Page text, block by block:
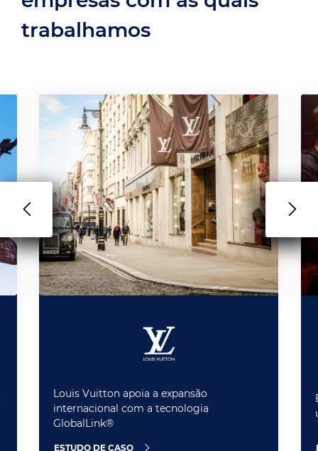
trabalhamos
Louis Vuitton apoia a expansão
internacional com a tecnologia
GlobalLink®
ESTUDO DE CASO